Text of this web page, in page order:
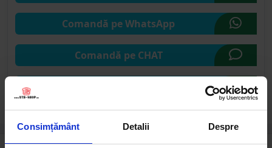
Consimțământ Detalii Despre
Comandă pe WhatsApp
Comandă pe CHAT